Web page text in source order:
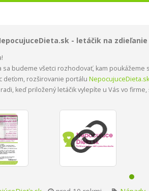
- letáčik na zdieľanie
sa budeme všetci rozhodovať, kam poukážeme
deťom, rozširovanie portálu NepocujuceDieta.sk
keď priložený letáčik vylepíte u Vás vo